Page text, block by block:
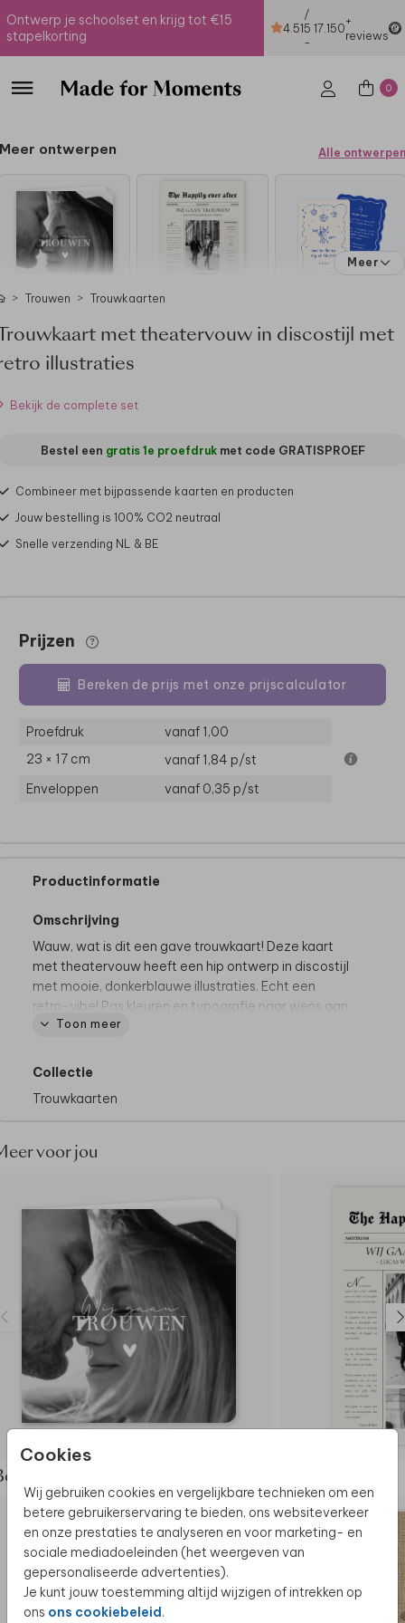
Ontwerp je schoolset en krijg tot €15
stapelkorting
4.51
/
5
-
17.150+
reviews
0
Cookies
Wij gebruiken cookies en vergelijkbare technieken om een
betere gebruikerservaring te bieden, ons websiteverkeer
en onze prestaties te analyseren en voor marketing- en
sociale mediadoeleinden (het weergeven van
gepersonaliseerde advertenties).
Je kunt jouw toestemming altijd wijzigen of intrekken op
ons ons cookiebeleid.
Meer ontwerpen Alle ontwerpen
Meer
Trouwen Trouwkaarten
met theatervouw in discostijl met
illustraties
Bekijk de complete set
Bestel een gratis 1e proefdrukmet code GRATISPROEF
Combineer met bijpassende kaarten en producten
Jouw bestelling is 100% CO2 neutraal
Snelle verzending NL & BE
Prijzen
Bereken de prijs met onze prijscalculator
Proefdruk
vanaf 1,00
23 × 17 cm
vanaf 1,84 p/st
Enveloppen
vanaf 0,35 p/st
Productinformatie
Omschrijving
Wauw, wat is dit een gave trouwkaart! Deze kaart
met theatervouw heeft een hip ontwerp in discostijl
met mooie, donkerblauwe illustraties. Echt een
retro-vibe! Pas kleuren en typografie naar wens aan
in de editor en bestel een proefdruk!
Dit product maakt deel uit van
deurtjes te laten doorlopen. De deurtjes kunnen
namelijk 1–3 mm van elkaar verschuiven, waardoor
Toon meer
Collectie
Trouwkaarten
voor jou
de complete set